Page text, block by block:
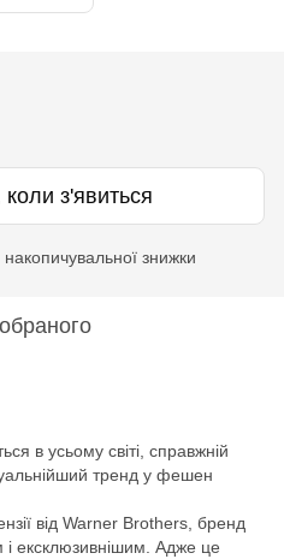
з'явиться
знижки
в усьому світі, справжній
тренд у фешен
від Warner Brothers, бренд
ексклюзивнішим. Адже це